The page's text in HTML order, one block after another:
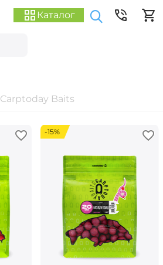
Каталог
Carptoday Baits
-15%